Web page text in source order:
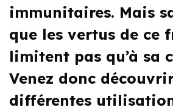
immunitaires. Mais
que les vertus de ce
limitent pas qu’à sa
Venez donc
différentes